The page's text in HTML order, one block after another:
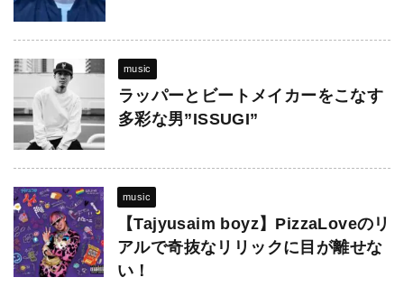
music
ラッパーとビートメイカーをこなす
多彩な男”ISSUGI”
music
【Tajyusaim boyz】PizzaLoveのリ
アルで奇抜なリリックに目が離せな
い！